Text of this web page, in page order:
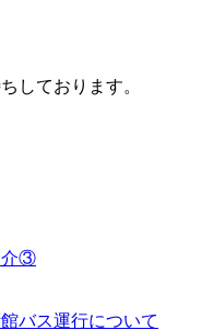
しております。
介③
バス運行について